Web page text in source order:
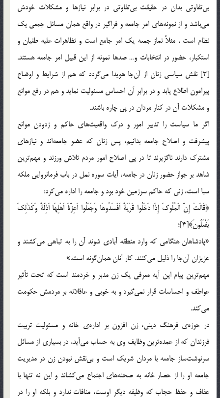
بی‌تفاوتی بدان در حقیقت بی‌تفاوتی در برابر نیازها و مشکلات خودش
می‌باشد و از نمونه‌های امر جامعه و فراگیر در واقع همان مسائل جمعی یک
نظام است ، مثلاً نماز جمعه یک امر جامع است و تظاهرات علیه طغیان و
استکبار، حضور در انتخابات و… صدها نمونه از این قبیل امر جامعه هستند.
[3] نقش سیاسی زنان از آن‌جا هویدا می‌گردد که هم از شرایط و اوضاع
پیرامون اطلاع یابد و در برابر آن احساس مسئولیت نماید و هم در رفع موانع
و مشکلات آن در کنار مردان در پی چاره باشند.
اگر ما سیاست را تدبیر امور و درک واقعیت‌های حاکم و زدودن موانع
پیشرفت و اصلاح جامعه بدانیم، پس زنان که عضو جامعه‌اند و نیازهای
مشترک دارند ناگزیرند تا در پی اصلاح امور مردم تلاش ورزند و مهم‌ترین
شاهد بر جواز حضور زنان در جامعه، آیات سوره نمل در باب فرمانروایی ملکه
سبا است، زنی که حاکم سرزمین خود بود و جامعه را اداره می‌کرد:
﴿قَالَتْ إِنَّ الْمُلُوکَ إِذَا دَخَلُوا قَرْیَةً اَفْسَدُوهَا وَجَعَلُوا اَعِزَّةَ اَهْلِهَا اَذِلَّةً وَکَذٰلِکَ
یَفْعَلُونَ﴾[4]؛
«پادشاهان هنگامی که وارد منطقه آبادی شوند آن را به تباهی می‌کشند و
عزیزان آن‌جا را ذلیل می‌کنند. کار آنان همان‌گونه است.»
مهم‌ترین پیام این آیه معرفی یک زن مدبر و خردمند است که تحت تأثیر
عواطف و احساسات قرار نمی‌گیرد و به خوبی و عاقلانه بر مردمش حکومت
می‌کند.
در حوزه‌ی فرهنگ دینی، زن افزون بر اداره‌ی خانه و مسئولیت تربیت
فرزندان که از عمده‌ترین وظایف وی به حساب می‌آید، در بسیاری از مسائل
سرنوشت‌ساز جامعه با مردان شریک است و بی‌نقش نبودن زن در مدیریت
جامعه او را از حصار خانه به صحنه‌های اجتماع می‌کشاند و این نه تنها با
عفاف و حفظ حجاب که وظیفه دیگر اوست، منافات ندارد و بلکه او را در